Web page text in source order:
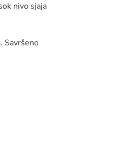
nivo sjaja
Savršeno